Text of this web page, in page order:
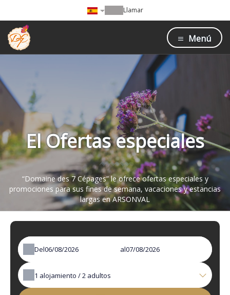
Llamar
Menú
El Ofertas especiales
“Domaine des 7 Cépages” le ofrece ofertas especiales y
promociones para sus fines de semana, vacaciones y estancias
largas en ARSONVAL
Del al
1 alojamiento /2 adultos